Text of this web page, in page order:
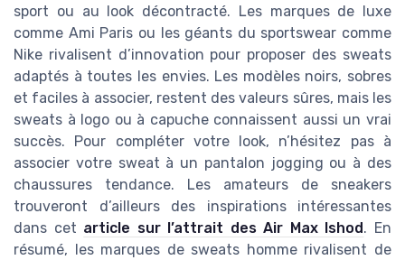
sport ou au look décontracté. Les marques de luxe
comme Ami Paris ou les géants du sportswear comme
Nike rivalisent d’innovation pour proposer des sweats
adaptés à toutes les envies. Les modèles noirs, sobres
et faciles à associer, restent des valeurs sûres, mais les
sweats à logo ou à capuche connaissent aussi un vrai
succès. Pour compléter votre look, n’hésitez pas à
associer votre sweat à un pantalon jogging ou à des
chaussures tendance. Les amateurs de sneakers
trouveront d’ailleurs des inspirations intéressantes
dans cet article sur l’attrait des Air Max Ishod . En
résumé, les marques de sweats homme rivalisent de